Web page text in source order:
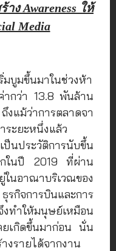
ง Awareness ให้
Media
มบูมขึ้นมาในช่วงห้า
ากว่า 13.8 พันล้าน
แม้ว่าการตลาดจา
ระยะหนึ่งแล้ว
นประวัติการนับขึ้น
กในปี 2019 ที่ผ่าน
ในอาณาบริเวณของ
รกิจการบินและการ
ทำให้มนุษย์เหมือน
ยเกิดขึ้นมาก่อน นั่น
งรายได้จากงาน